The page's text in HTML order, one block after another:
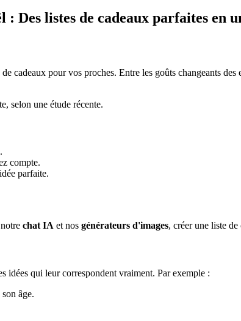
Des listes de cadeaux parfaites en
cadeaux pour vos proches. Entre les goûts changeants
selon une étude récente.
compte.
parfaite.
chat IA et nos générateurs d'images, créer une liste
idées qui leur correspondent vraiment. Par exemple :
âge.